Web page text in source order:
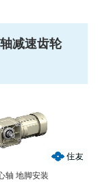
减速齿轮
轴 地脚安装